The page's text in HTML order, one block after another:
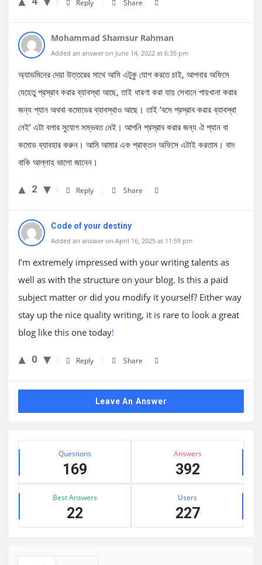
Reply Share
Mohammad Shamsur Rahman
Added an answer on June 14, 2022 at 6:35 pm
অ্যাডমিনের দেয়া উত্তরের সাথে আমি এটুকু যোগ করতে চাই, আপনার অফিসে
যেহেতু প্রস্রাব করার ব্যাবস্থা আছে, তাই ধারণা করা যায় সেখানে পায়খানা করার
জন্য প্যান অথবা কমোডের ব্যাবস্থাও আছে। তাই ‘বসে প্রস্রাব করার ব্যাবস্থা
নেই’ এটা বলার সুযোগ সম্ভবত নেই। আপনি প্রস্রাব করার জন্য ঐ প্যান বা
কমোড ব্যাবহার করুন। আমি আমার এক প্রাক্তন অফিসে এটাই করতাম। বাদ
বাকি আল্লাহ ভালো জানেন।
2 Reply Share
Code of your destiny
Added an answer on April 16, 2025 at 11:59 pm
I’m extremely impressed with your writing talents as
well as with the structure on your blog. Is this a paid
subject matter or did you modify it yourself? Either way
stay up the nice quality writing, it is rare to look a great
blog like this one today!
0 Reply Share
Leave An Answer
Sidebar
Stats Questions
169
Answers
392
Best Answers
22
Users
227